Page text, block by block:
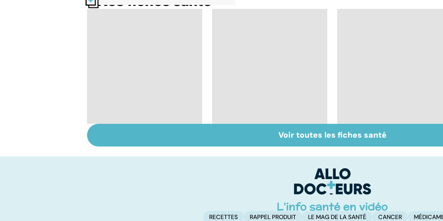
cancer de la vessie
Mélanome : le plus
redouté des cancers
Prolapsus : quand les
organes descendent
Voir toutes les fiches santé
RECETTES RAPPEL PRODUIT LE MAG DE LA SANTÉ CANCER